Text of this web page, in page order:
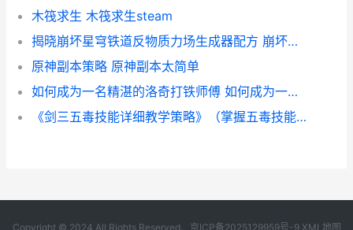
木筏求生 木筏求生steam
揭晓崩坏星穹铁道反物质力场生成器配方 崩坏星穹铁道演示
原神副本策略 原神副本太简单
如何成为一名精湛的洛奇打铁师傅 如何成为一名精神小妹
《剑三五毒技能详细教学策略》（掌握五毒技能 《剑三五毒技能怎么用
Copyright © 2024 All Rights Reserved. 京ICP备2025129959号-9 XML地图